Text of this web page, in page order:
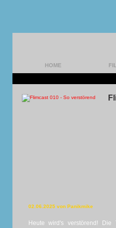
HOME
02.06.2025 von Panikmike
Heute wird's verstörend!